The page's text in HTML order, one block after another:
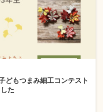
どもつまみ細工コンテスト
た